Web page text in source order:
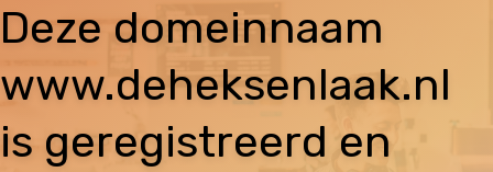
Deze domeinnaam
www.deheksenlaak.nl
is geregistreerd en